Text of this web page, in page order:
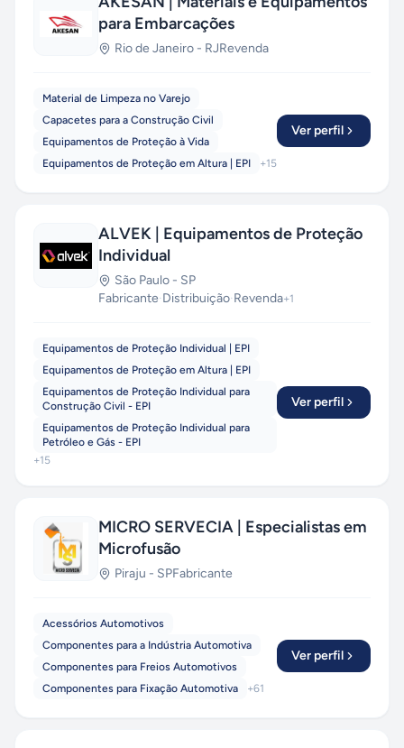
para Embarcações
Rio de Janeiro - RJRevenda
Material de Limpeza no Varejo
Capacetes para a Construção Civil
Equipamentos de Proteção à Vida
Equipamentos de Proteção em Altura | EPI
+15
Ver perfil
ALVEK | Equipamentos de Proteção
Individual
São Paulo - SP
Fabricante·Distribuição·Revenda+1
Equipamentos de Proteção Individual | EPI
Equipamentos de Proteção em Altura | EPI
Equipamentos de Proteção Individual para
Construção Civil - EPI
Equipamentos de Proteção Individual para
Petróleo e Gás - EPI
+15
Ver perfil
MICRO SERVECIA | Especialistas em
Microfusão
Piraju - SPFabricante
Acessórios Automotivos
Componentes para a Indústria Automotiva
Componentes para Freios Automotivos
Componentes para Fixação Automotiva
+61
Ver perfil